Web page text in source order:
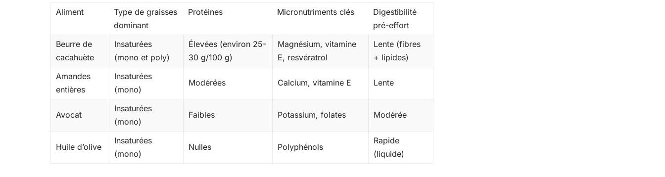
Aliment
Type de graisses
dominant
Protéines Micronutriments clés
Digestibilité
pré-effort
Beurre de
cacahuète
Insaturées
(mono et poly)
Élevées (environ 25-
30 g/100 g)
Magnésium, vitamine
E, resvératrol
Lente (fibres
+ lipides)
Amandes
entières
Insaturées
(mono)
Modérées Calcium, vitamine E Lente
Avocat
Insaturées
(mono)
Faibles Potassium, folates Modérée
Huile d’olive
Insaturées
(mono)
Nulles Polyphénols
Rapide
(liquide)